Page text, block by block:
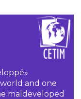
and one
maldeveloped